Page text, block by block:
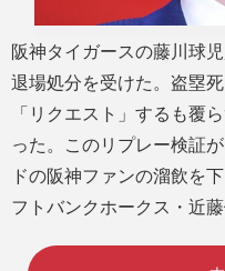
阪神タイガースの藤川球
退場処分を受けた。盗塁
「リクエスト」するも覆
った。このリプレー検証
ドの阪神ファンの溜飲を
フトバンクホークス・近藤